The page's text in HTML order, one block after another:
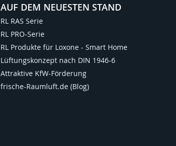
AUF DEM NEUESTEN STAND
RL RAS Serie
RL PRO-Serie
RL Produkte für Loxone - Smart Home
Lüftungskonzept nach DIN 1946-6
Attraktive KfW-Förderung
frische-Raumluft.de (Blog)